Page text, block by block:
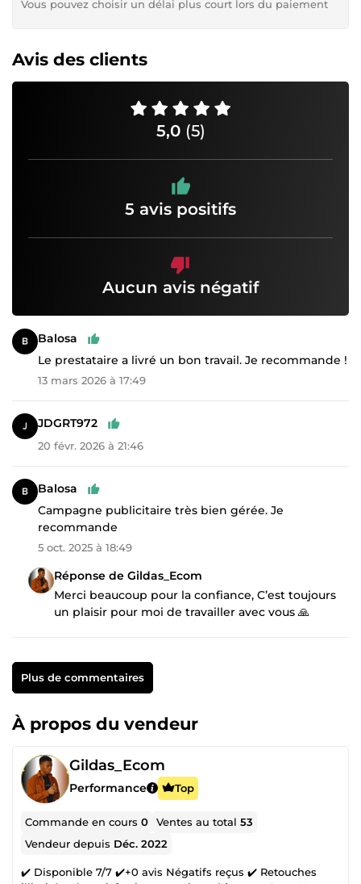
Vous pouvez choisir un délai plus court lors du paiement
Avis des clients
5,0 (5)
5 avis positifs
Aucun avis négatif
Balosa
Le prestataire a livré un bon travail. Je recommande !
13 mars 2026 à 17:49
JDGRT972
20 févr. 2026 à 21:46
Balosa
Campagne publicitaire très bien gérée. Je
recommande
5 oct. 2025 à 18:49
Réponse de Gildas_Ecom
Merci beaucoup pour la confiance, C’est toujours
un plaisir pour moi de travailler avec vous 🙏
Plus de commentaires
À propos du vendeur
Gildas_Ecom
Performance Top
Commande en cours0 Ventes au total53
Vendeur depuis Déc. 2022
✔️ Disponible 7/7 ✔️+0 avis Négatifs reçus ✔️ Retouches